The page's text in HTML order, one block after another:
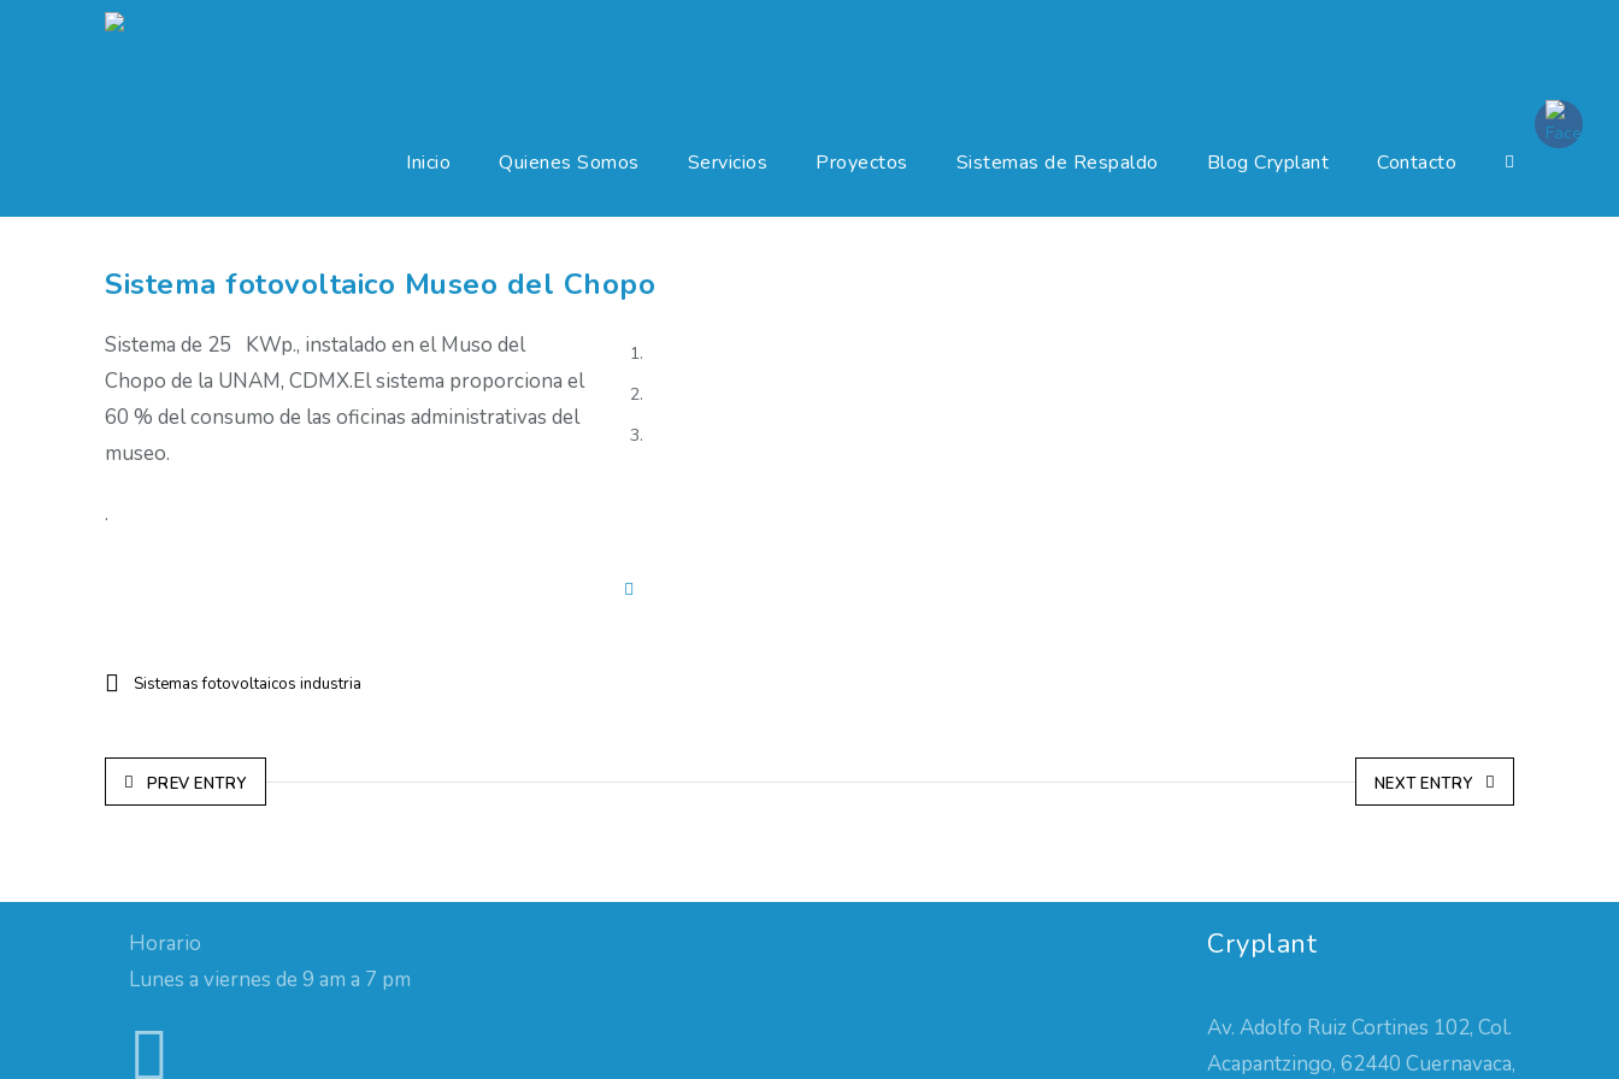
Inicio Quienes Somos Servicios Proyectos Sistemas de Respaldo Blog Cryplant Contacto
Sistema fotovoltaico Museo del Chopo
Sistema de 25 KWp., instalado en el Muso del
Chopo de la UNAM, CDMX.El sistema proporciona el
60 % del consumo de las oficinas administrativas del
museo.
.
Sistemas fotovoltaicos industria
PREV ENTRY NEXT ENTRY
Horario
Lunes a viernes de 9 am a 7 pm
Cryplant
Av. Adolfo Ruiz Cortines 102, Col.
Acapantzingo, 62440 Cuernavaca,